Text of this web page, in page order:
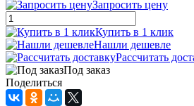
Запросить цену
Купить в 1 клик
Нашли дешевле
Рассчитать
Под заказ
Поделиться